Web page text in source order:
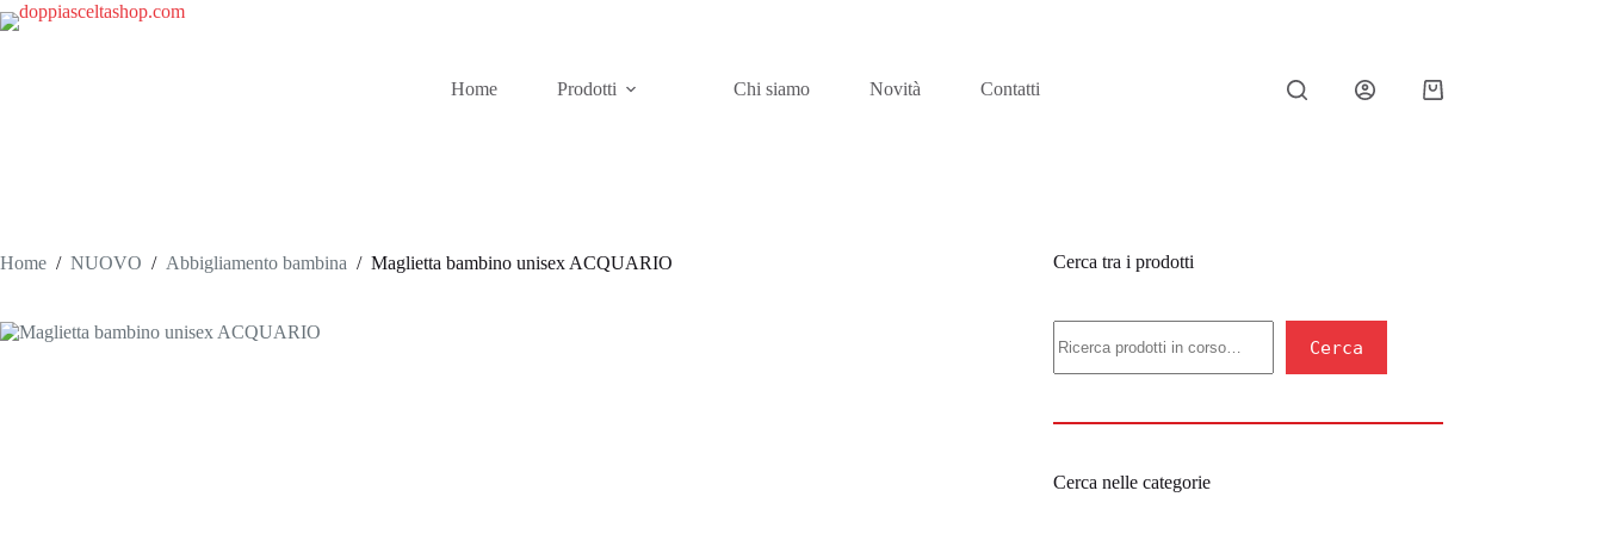
Salta
al
Home
Prodotti Chi siamo Novità Contatti Carrello
Home / NUOVO / Abbigliamento bambina / Maglietta bambino unisex ACQUARIO Cerca tra i prodotti
Cerca
Cerca nelle categorie